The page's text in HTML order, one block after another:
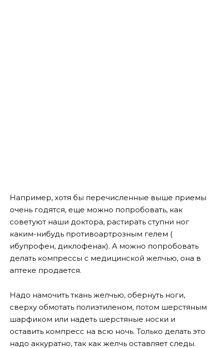
Например, хотя бы перечисленные выше приемы
очень годятся, еще можно попробовать, как
советуют наши доктора, растирать ступни ног
каким-нибудь противоартрозным гелем (
ибупрофен, диклофенак). А можно попробовать
делать компрессы с медицинской желчью, она в
аптеке продается.
Надо намочить ткань желчью, обернуть ноги,
сверху обмотать полиэтиленом, потом шерстяным
шарфиком или надеть шерстяные носки и
оставить компресс на всю ночь. Только делать это
надо аккуратно, так как желчь оставляет следы.